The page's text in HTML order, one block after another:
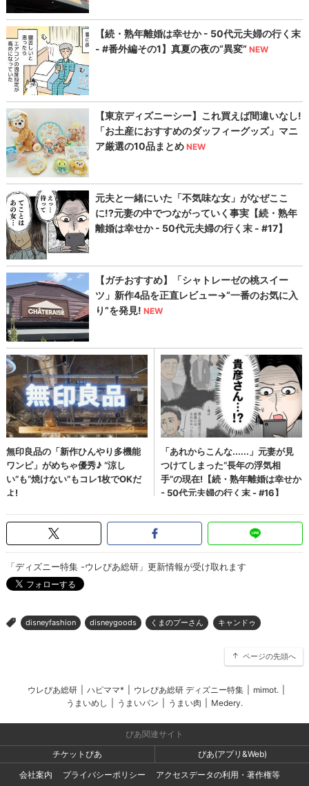
「ディズニー特集 -ウレぴあ総研」更新情報が受け取れます
> disneyfashion disneygoods くまのプーさん キャンドゥ
ページの先頭へ
ウレぴあ総研 ハピママ* ウレぴあ総研 ディズニー特集 mimot.
うまいめし
うまいパン うまい肉 Medery.
ぴあ関連サイト
チケットぴあ
ぴあ(アプリ&Web)
会社案内
プライバシーポリシー アクセスデータの利用・著作権等